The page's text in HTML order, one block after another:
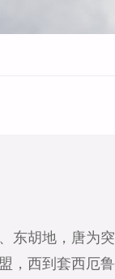
东胡地，唐为
，西到套西厄